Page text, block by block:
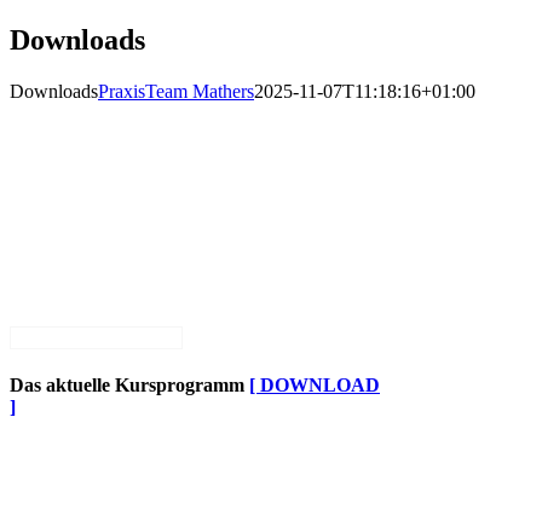
Downloads
DownloadsPraxisTeam Mathers2025-11-07T11:18:16+01:00
Das aktuelle Kursprogramm [ DOWNLOAD
]